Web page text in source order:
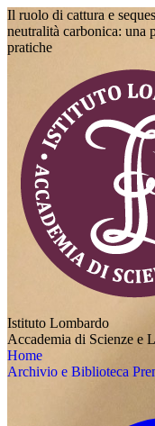
Il ruolo di cattura e
neutralità carbonica: una
pratiche
Istituto Lombardo
Accademia di Scienze e
Home
Archivio e Biblioteca